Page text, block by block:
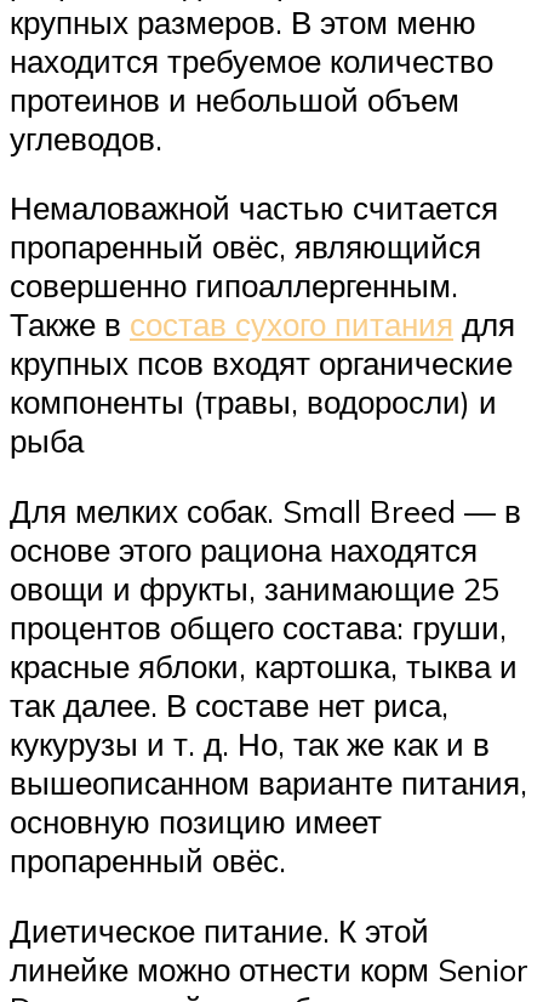
крупных размеров. В этом меню
находится требуемое количество
протеинов и небольшой объем
углеводов.
Немаловажной частью считается
пропаренный овёс, являющийся
совершенно гипоаллергенным.
Также в состав сухого питания для
крупных псов входят органические
компоненты (травы, водоросли) и
рыба
Для мелких собак. Small Breed — в
основе этого рациона находятся
овощи и фрукты, занимающие 25
процентов общего состава: груши,
красные яблоки, картошка, тыква и
так далее. В составе нет риса,
кукурузы и т. д. Но, так же как и в
вышеописанном варианте питания,
основную позицию имеет
пропаренный овёс.
Диетическое питание. К этой
линейке можно отнести корм Senior